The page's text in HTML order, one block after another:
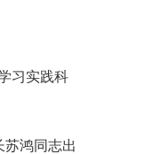
习实践科
苏鸿同志出